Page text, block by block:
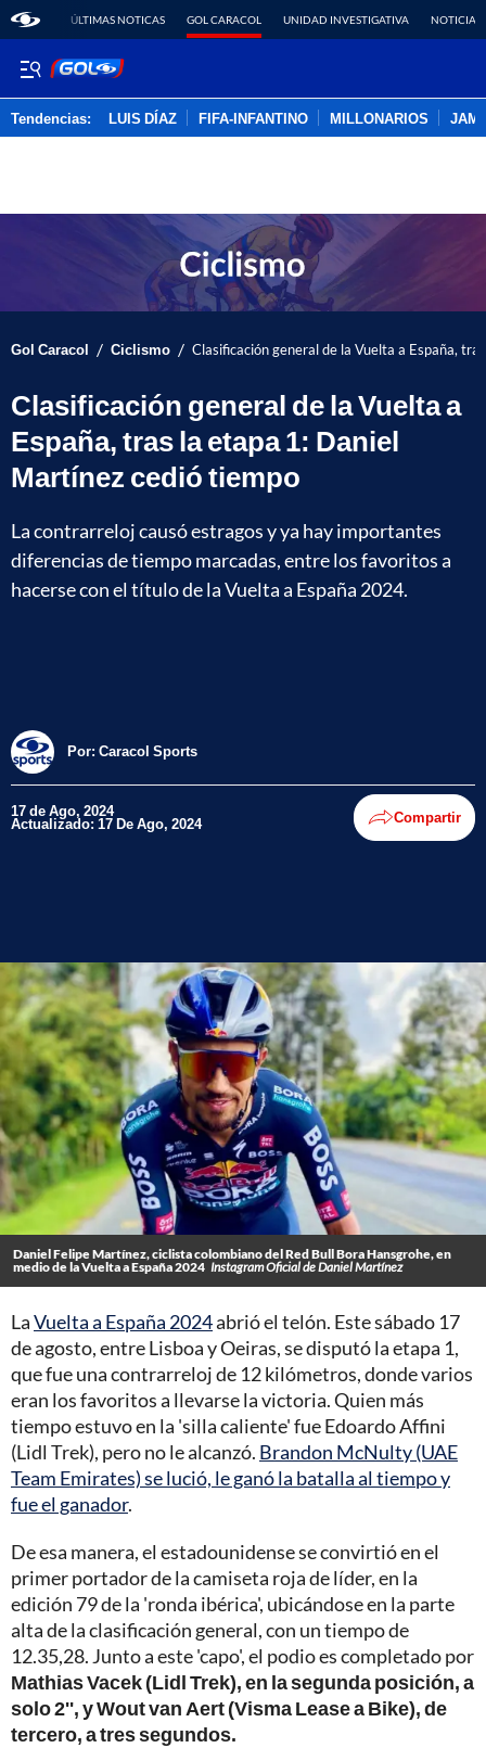
ÚLTIMAS NOTICAS GOL CARACOL UNIDAD INVESTIGATIVA NOTICIAS
Tendencias: LUIS DÍAZ FIFA-INFANTINO MILLONARIOS
Gol Caracol / Ciclismo / Clasificación general de la Vuelta a España,
Clasificación general de la Vuelta a
España, tras la etapa 1: Daniel
Martínez cedió tiempo
La contrarreloj causó estragos y ya hay importantes
diferencias de tiempo marcadas, entre los favoritos a
hacerse con el título de la Vuelta a España 2024.
Por: Caracol Sports
17 de Ago, 2024
Actualizado: 17 De Ago, 2024 Compartir
Daniel Felipe Martínez, ciclista colombiano del Red Bull Bora Hansgrohe, en
medio de la Vuelta a España 2024 Instagram Oficial de Daniel Martínez
LaVuelta a España 2024abrió el telón. Este sábado 17
de agosto, entre Lisboa y Oeiras, se disputó la etapa 1,
que fue una contrarreloj de 12 kilómetros, donde varios
eran los favoritos a llevarse la victoria. Quien más
tiempo estuvo en la 'silla caliente' fue Edoardo Affini
(Lidl Trek), pero no le alcanzó. Brandon McNulty (UAE
Team Emirates) se lució, le ganó la batalla al tiempo y
fue el ganador.
De esa manera, el estadounidense se convirtió en el
primer portador de la camiseta roja de líder, en la
edición 79 de la 'ronda ibérica', ubicándose en la parte
alta de la clasificación general, con un tiempo de
12.35,28. Junto a este 'capo', el podio es completado por
Mathias Vacek (Lidl Trek), en la segunda posición, a
solo 2'', y Wout van Aert (Visma Lease a Bike), de
tercero, a tres segundos.